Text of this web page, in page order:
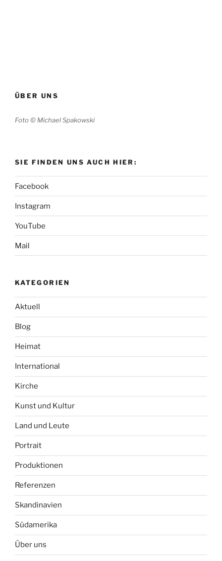
ÜBER UNS
Foto © Michael Spakowski
SIE FINDEN UNS AUCH HIER:
Facebook
Instagram
YouTube
Mail
KATEGORIEN
Aktuell
Blog
Heimat
International
Kirche
Kunst und Kultur
Land und Leute
Portrait
Produktionen
Referenzen
Skandinavien
Südamerika
Über uns